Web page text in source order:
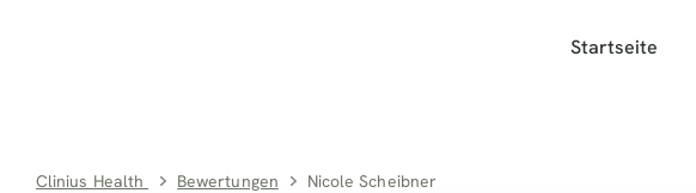
Startseite
Clinius Health Bewertungen Nicole Scheibner